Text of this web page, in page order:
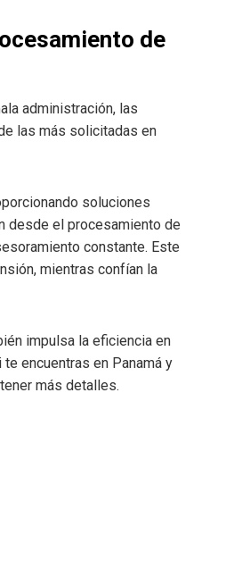
de
administración, las
las más solicitadas en
soluciones
desde el procesamiento de
constante. Este
mientras confían la
impulsa la eficiencia en
encuentras en Panamá y
más detalles.